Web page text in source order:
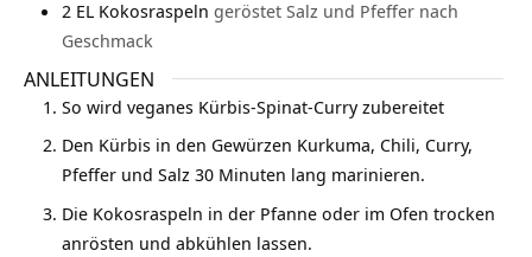
2 EL Kokosraspeln geröstet Salz und Pfeffer nach
Geschmack
ANLEITUNGEN
So wird veganes Kürbis-Spinat-Curry zubereitet
Den Kürbis in den Gewürzen Kurkuma, Chili, Curry,
Pfeffer und Salz 30 Minuten lang marinieren.
Die Kokosraspeln in der Pfanne oder im Ofen trocken
anrösten und abkühlen lassen.